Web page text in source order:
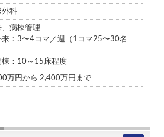
外科
、病棟管理
来：3〜4コマ／週（1コマ25〜30名
棟：10～15床程度
万円から 2,400万円まで